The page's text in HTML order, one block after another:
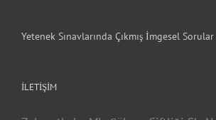
Yetenek Sınavlarında Çıkmış İmgesel Sorular
İLETIŞIM